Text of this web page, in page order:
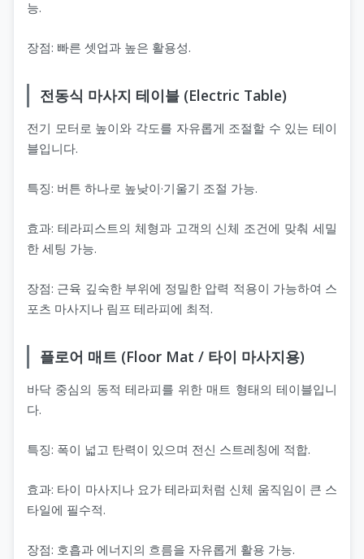
능.
장점: 빠른 셋업과 높은 활용성.
전동식 마사지 테이블 (Electric Table)
전기 모터로 높이와 각도를 자유롭게 조절할 수 있는 테이
블입니다.
특징: 버튼 하나로 높낮이·기울기 조절 가능.
효과: 테라피스트의 체형과 고객의 신체 조건에 맞춰 세밀
한 세팅 가능.
장점: 근육 깊숙한 부위에 정밀한 압력 적용이 가능하여 스
포츠 마사지나 림프 테라피에 최적.
플로어 매트 (Floor Mat / 타이 마사지용)
바닥 중심의 동적 테라피를 위한 매트 형태의 테이블입니
다.
특징: 폭이 넓고 탄력이 있으며 전신 스트레칭에 적합.
효과: 타이 마사지나 요가 테라피처럼 신체 움직임이 큰 스
타일에 필수적.
장점: 호흡과 에너지의 흐름을 자유롭게 활용 가능.